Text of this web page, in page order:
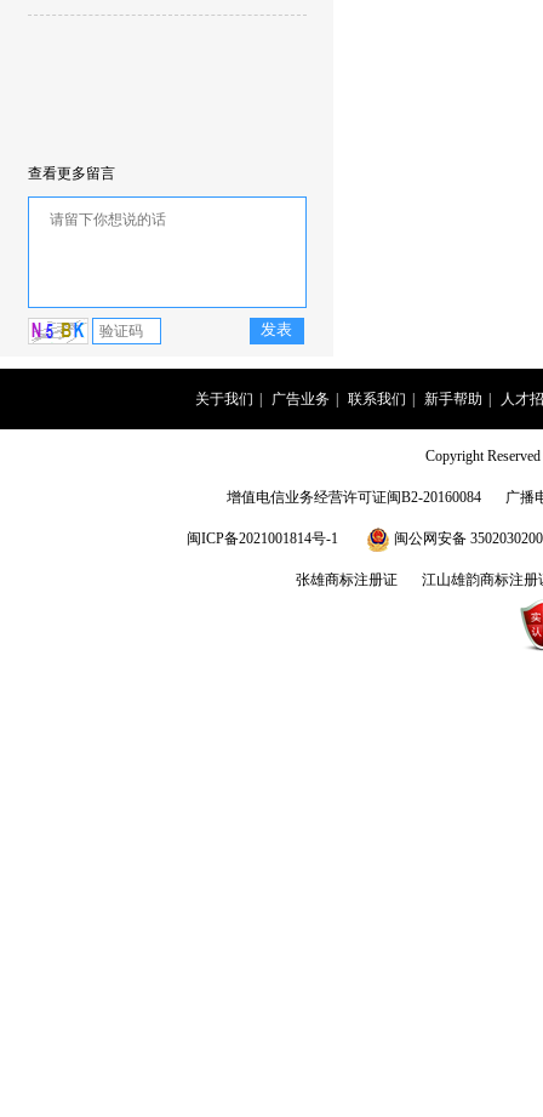
查看更多留言
关于我们 广告业务 联系我们 新手帮助 人才
Copyright
增值电信业务经营许可证闽B2-20160084 广播
闽ICP备2021001814号-1 闽公网安备
张雄商标注册证 江山雄韵商标注册